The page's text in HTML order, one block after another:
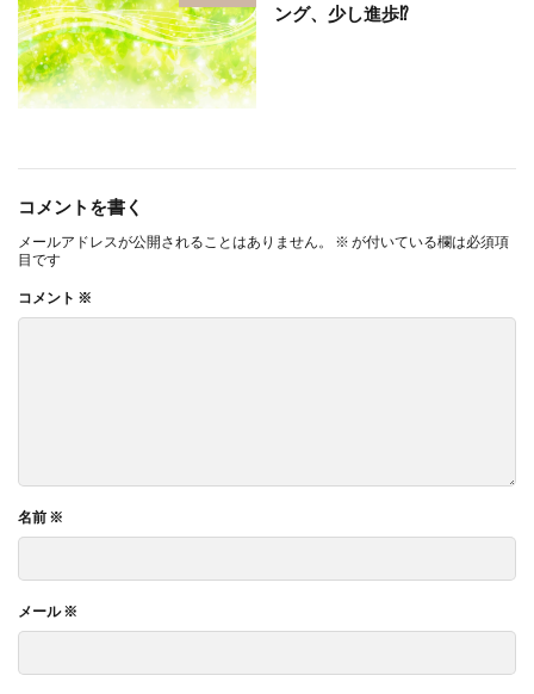
ング、少し進歩⁉︎
コメントを書く
メールアドレスが公開されることはありません。 ※ が付いている欄は必須項
目です
コメント ※
名前 ※
メール※